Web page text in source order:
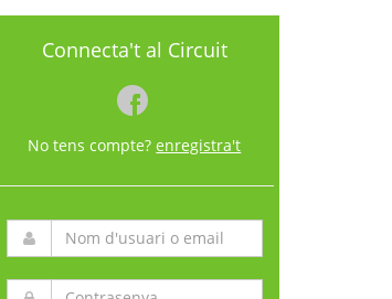
Connecta't al Circuit
No tens compte?enregistra't